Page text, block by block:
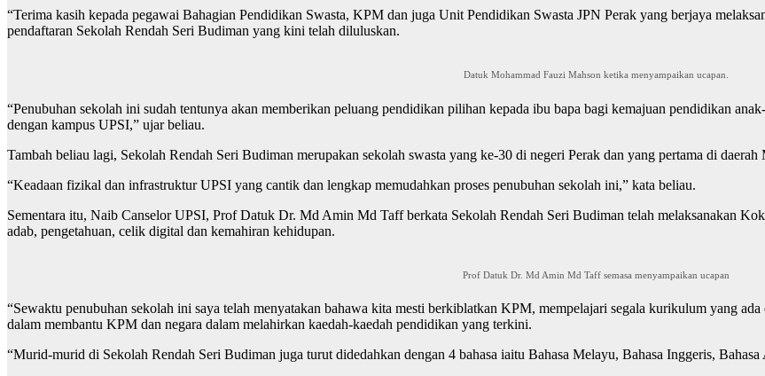
“Terima kasih kepada pegawai Bahagian Pendidikan Swasta, KPM dan juga Unit Pendidikan Swasta JPN Perak yang berjaya
pendaftaran Sekolah Rendah Seri Budiman yang kini telah diluluskan.
Datuk Mohammad Fauzi Mahson ketika menyampaikan ucapan.
“Penubuhan sekolah ini sudah tentunya akan memberikan peluang pendidikan pilihan kepada ibu bapa bagi kemajuan pendidikan
dengan kampus UPSI,” ujar beliau.
Tambah beliau lagi, Sekolah Rendah Seri Budiman merupakan sekolah swasta yang ke-30 di negeri Perak dan yang pertama di daerah
“Keadaan fizikal dan infrastruktur UPSI yang cantik dan lengkap memudahkan proses penubuhan sekolah ini,” kata beliau.
Sementara itu, Naib Canselor UPSI, Prof Datuk Dr. Md Amin Md Taff berkata Sekolah Rendah Seri Budiman telah melaksanakan
adab, pengetahuan, celik digital dan kemahiran kehidupan.
Prof Datuk Dr. Md Amin Md Taff semasa menyampaikan ucapan
“Sewaktu penubuhan sekolah ini saya telah menyatakan bahawa kita mesti berkiblatkan KPM, mempelajari segala kurikulum yang
dalam membantu KPM dan negara dalam melahirkan kaedah-kaedah pendidikan yang terkini.
“Murid-murid di Sekolah Rendah Seri Budiman juga turut didedahkan dengan 4 bahasa iaitu Bahasa Melayu, Bahasa Inggeris,